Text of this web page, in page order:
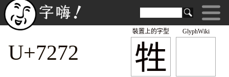
GlyphWiki
牲
裝置上的字型
U+7272